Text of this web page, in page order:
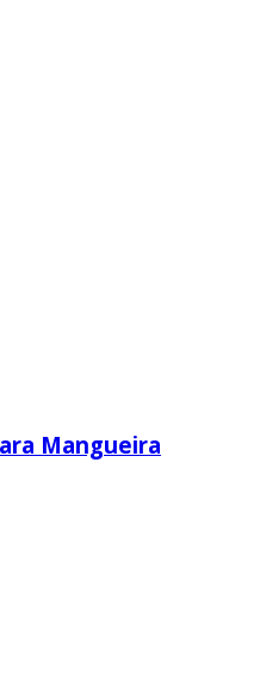
Mangueira